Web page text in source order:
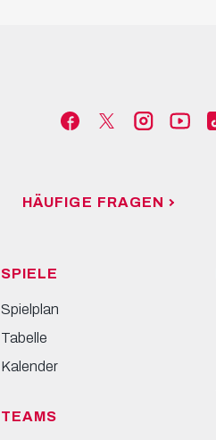
HÄUFIGE FRAGEN
SPIELE
Spielplan
Tabelle
Kalender
TEAMS